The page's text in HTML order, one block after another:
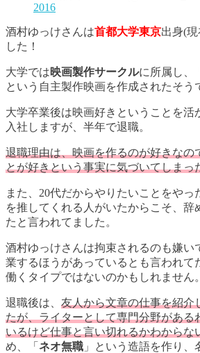
2016
酒村ゆっけさんは首都大学東京出身(
した！
大学では映画製作サークルに所属し、
という自主製作映画を作成されたそう
大学卒業後は映画好きということを活
入社しますが、半年で退職。
退職理由は、映画を作るのが好きなの
とが好きという事実に気づいてしまっ
また、20代だからやりたいことをやっ
を推してくれる人がいたからこそ、辞
たと言われてました。
酒村ゆっけさんは拘束されるのも嫌い
業するほうがあっているとも言われて
働くタイプではないのかもしれません。
退職後は、 友人から文章の仕事を紹介
たが、ライターとして専門分野がある
いるけど仕事と言い切れるかわからな
め、「 ネオ無職 」という造語を作り